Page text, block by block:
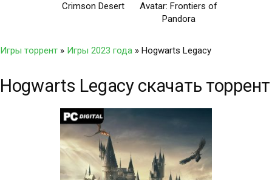
Crimson Desert
Avatar: Frontiers of
Pandora
Игры торрент » Игры 2023 года » Hogwarts Legacy
Hogwarts Legacy скачать торрент